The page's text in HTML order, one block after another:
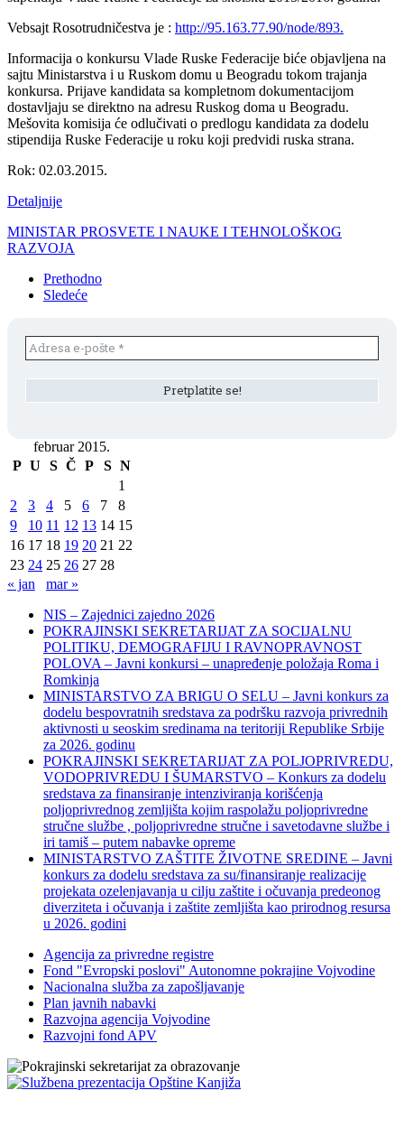
Vebsajt Rosotrudničestva je : http://95.163.77.90/node/893.
Informacija o konkursu Vlade Ruske Federacije biće objavljena na
sajtu Ministarstva i u Ruskom domu u Beogradu tokom trajanja
konkursa. Prijave kandidata sa kompletnom dokumentacijom
dostavljaju se direktno na adresu Ruskog doma u Beogradu.
Mešovita komisija će odlučivati o predlogu kandidata za dodelu
stipendija Ruske Federacije u roku koji predvidi ruska strana.
Rok: 02.03.2015.
Detaljnije
MINISTAR PROSVETE I NAUKE I TEHNOLOŠKOG
RAZVOJA
Prethodno
Sledeće
februar 2015.
P U S Č P S N
1
2
3 4 5 6 7
8
9
10 11 12 13 14 15
16 17 18 19 20 21 22
23 24 25 26 27 28
« jan
mar »
NIS – Zajednici zajedno 2026
POKRAJINSKI SEKRETARIJAT ZA SOCIJALNU
POLITIKU, DEMOGRAFIJU I RAVNOPRAVNOST
POLOVA – Javni konkursi – unapređenje položaja Roma i
Romkinja
MINISTARSTVO ZA BRIGU O SELU – Javni konkurs za
dodelu bespovratnih sredstava za podršku razvoja privrednih
aktivnosti u seoskim sredinama na teritoriji Republike Srbije
za 2026. godinu
POKRAJINSKI SEKRETARIJAT ZA POLJOPRIVREDU,
VODOPRIVREDU I ŠUMARSTVO – Konkurs za dodelu
sredstava za finansiranje intenziviranja korišćenja
poljoprivrednog zemljišta kojim raspolažu poljoprivredne
stručne službe , poljoprivredne stručne i savetodavne službe i
iri tamiš ‒ putem nabavke opreme
MINISTARSTVO ZAŠTITE ŽIVOTNE SREDINE – Javni
konkurs za dodelu sredstava za su/finansiranje realizacije
projekata ozelenjavanja u cilju zaštite i očuvanja predeonog
diverziteta i očuvanja i zaštite zemljišta kao prirodnog resursa
u 2026. godini
Agencija za privredne registre
Fond "Evropski poslovi" Autonomne pokrajine Vojvodine
Nacionalna služba za zapošljavanje
Plan javnih nabavki
Razvojna agencija Vojvodine
Razvojni fond APV